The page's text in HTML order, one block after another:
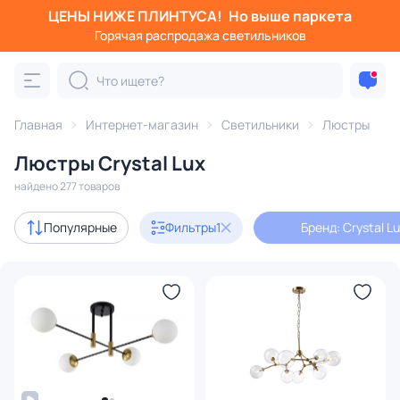
ЦЕНЫ НИЖЕ ПЛИНТУСА! Но выше паркета
Горячая распродажа светильников
Главная Интернет-магазин Светильники Люстры
Люстры Crystal Lux
найдено 277 товаров
Популярные Фильтры1 Бренд: Crystal
Фильтры
Категория:
подвесные потолочные
Акции 57
Дизайнерский свет 36
В наличии 135
Доставка